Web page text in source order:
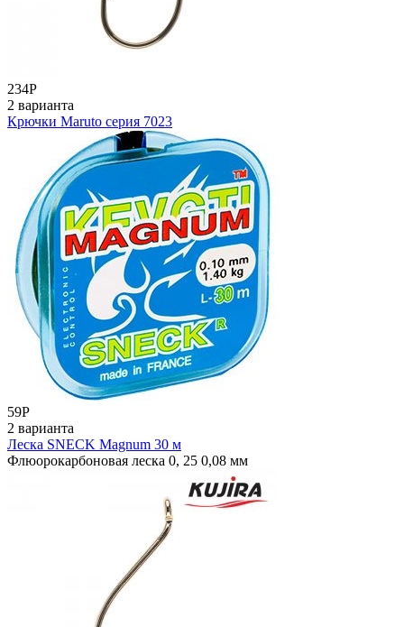
234Р
2 варианта
Крючки Maruto серия 7023
59Р
2 варианта
Леска SNECK Magnum 30 м
Флюорокарбоновая леска 0, 25 0,08 мм